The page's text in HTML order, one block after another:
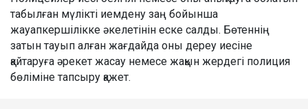
табылған мүлікті иемдену заң бойынша
жауапкершілікке әкелетінін еске салды. Бөтеннің
затын тауып алған жағдайда оны дереу иесіне
қайтаруға әрекет жасау немесе жақын жердегі полиция
бөліміне тапсыру қажет.